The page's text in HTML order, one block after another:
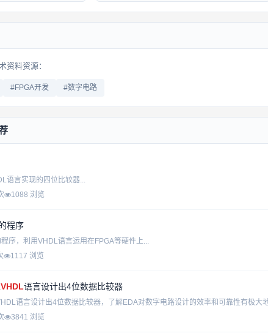
资料资源：
#FPGA开发 #数字电路
语言实现的四位比较器...
1088 浏览
程序
序，利用VHDL语言运用在FPGA等硬件上...
1117 浏览
VHDL语言设计出4位数据比较器
语言设计出4位数据比较器，了解EDA对数字电路设计的效率和可靠性有极大
3841 浏览